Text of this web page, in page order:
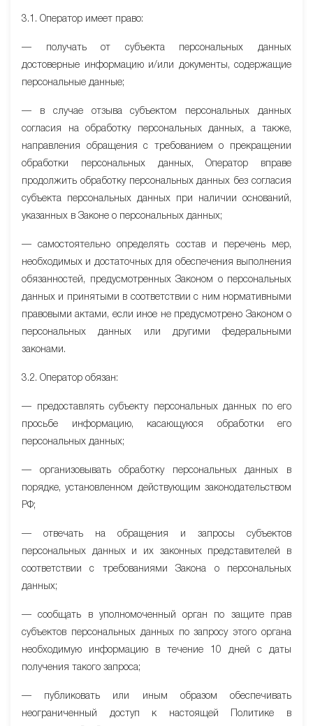
3.1. Оператор имеет право:
— получать от субъекта персональных данных
достоверные информацию и/или документы, содержащие
персональные данные;
— в случае отзыва субъектом персональных данных
согласия на обработку персональных данных, а также,
направления обращения с требованием о прекращении
обработки персональных данных, Оператор вправе
продолжить обработку персональных данных без согласия
субъекта персональных данных при наличии оснований,
указанных в Законе о персональных данных;
— самостоятельно определять состав и перечень мер,
необходимых и достаточных для обеспечения выполнения
обязанностей, предусмотренных Законом о персональных
данных и принятыми в соответствии с ним нормативными
правовыми актами, если иное не предусмотрено Законом о
персональных данных или другими федеральными
законами.
3.2. Оператор обязан:
— предоставлять субъекту персональных данных по его
просьбе информацию, касающуюся обработки его
персональных данных;
— организовывать обработку персональных данных в
порядке, установленном действующим законодательством
РФ;
— отвечать на обращения и запросы субъектов
персональных данных и их законных представителей в
соответствии с требованиями Закона о персональных
данных;
— сообщать в уполномоченный орган по защите прав
субъектов персональных данных по запросу этого органа
необходимую информацию в течение 10 дней с даты
получения такого запроса;
— публиковать или иным образом обеспечивать
неограниченный доступ к настоящей Политике в